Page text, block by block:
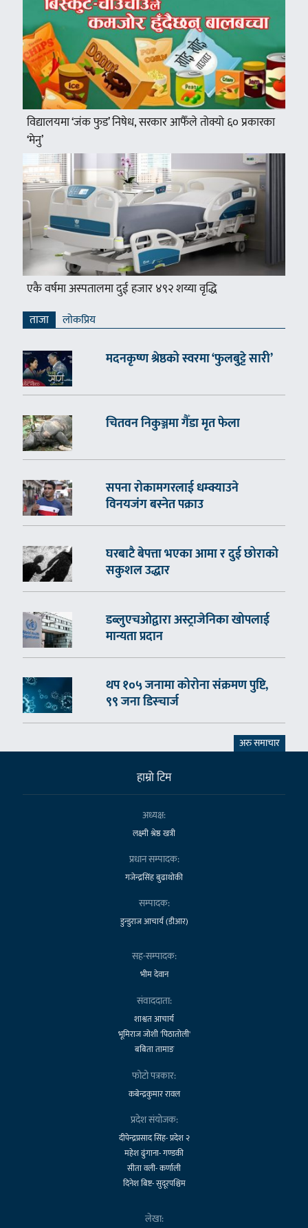
विद्यालयमा ‘जंक फुड’ निषेध, सरकार आफैँले तोक्यो ६० प्रकारका
‘मेनु’
एकै वर्षमा अस्पतालमा दुई हजार ४९२ शय्या वृद्धि
ताजा लाेकप्रिय
मदनकृष्ण श्रेष्ठको स्वरमा ‘फुलबुट्टे सारी’
चितवन निकुञ्जमा गैँडा मृत फेला
सपना रोकामगरलाई धम्क्याउने
विनयजंग बस्नेत पक्राउ
घरबाटै बेपत्ता भएका आमा र दुई छोराको
सकुशल उद्धार
डब्लुएचओद्वारा अस्ट्राजेनिका खोपलाई
मान्यता प्रदान
थप १०५ जनामा कोरोना संक्रमण पुष्टि,
९९ जना डिस्चार्ज
अरु समाचार
हाम्राे टिम
अध्यक्ष:
लक्ष्मी श्रेष्ठ खत्री
प्रधान सम्पादक:
गजेन्द्रसिंह बुढाथोकी
सम्पादक:
डुन्डुराज आचार्य (डीआर)
सह-सम्पादक:
भीम देवान
संवाददाता:
शाश्वत आचार्य
भूमिराज जोशी 'पिठातोली'
बबिता तामाङ
फोटो पत्रकार:
कबेन्द्रकुमार रावल
प्रदेश संयोजक:
दीपेन्द्रप्रसाद सिंह- प्रदेश २
महेश ढुंगाना- गण्डकी
सीता वली- कर्णाली
दिनेश बिष्ट- सुदूरपश्चिम
लेखा: